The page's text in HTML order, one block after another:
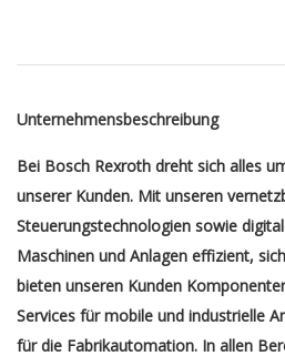
Unternehmensbeschreibung
Bei Bosch Rexroth dreht sich alles
unserer Kunden. Mit unseren
Steuerungstechnologien sowie
Maschinen und Anlagen effizient,
bieten unseren Kunden
Services für mobile und industrielle
für die Fabrikautomation. In allen